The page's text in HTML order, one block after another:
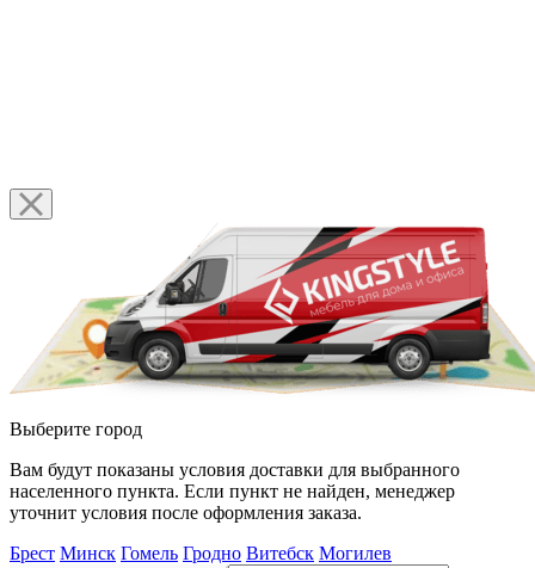
Выберите город
Вам будут показаны условия доставки для выбранного
населенного пункта. Если пункт не найден, менеджер
уточнит условия после оформления заказа.
Брест Минск Гомель Гродно Витебск Могилев